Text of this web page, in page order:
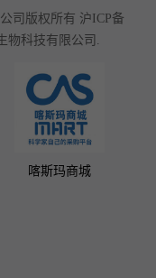
司版权所有 沪ICP备
物科技有限公司.
喀斯玛商城